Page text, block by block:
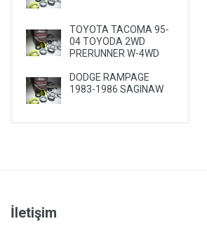
RENAULT
ROVER
SAAB
SATURN
SEAT
SUZUKI
TOYOTA TACOMA 95-
04 TOYODA 2WD
PRERUNNER W-4WD
DODGE RAMPAGE
1983-1986 SAGINAW
İletişim